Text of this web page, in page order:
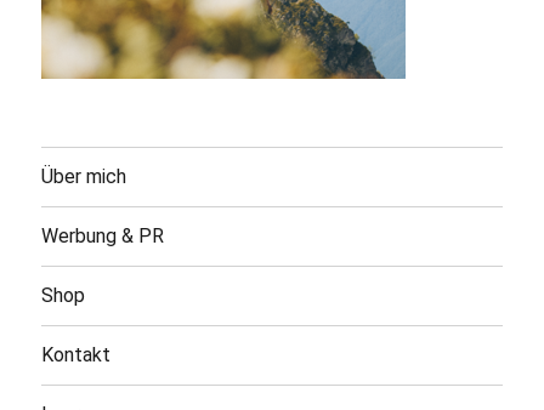
Über mich
Werbung & PR
Shop
Kontakt